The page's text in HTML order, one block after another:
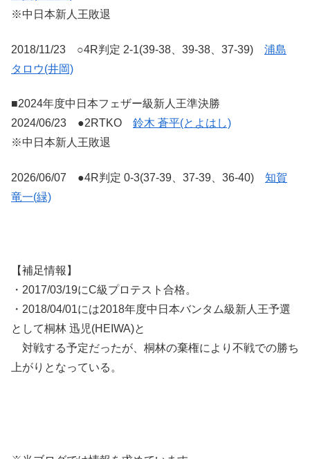
※中日本新人王敗退
2018/11/23 ○4R判定 2-1(39-38、39-38、37-39) 浦島
タロウ(井岡)
■2024年度中日本フェザー級新人王準決勝
2024/06/23 ●2RTKO 鈴木 蒼平(とよはし)
※中日本新人王敗退
2026/06/07 ●4R判定 0-3(37-39、37-39、36-40) 知賀
竜一(緑)
【補足情報】
・2017/03/19にC級プロテスト合格。
・2018/04/01には2018年度中日本バンタム級新人王予選
として桐林 迅児(HEIWA)と
対戦する予定だったが、桐林の棄権により不戦での勝ち
上がりとなっている。